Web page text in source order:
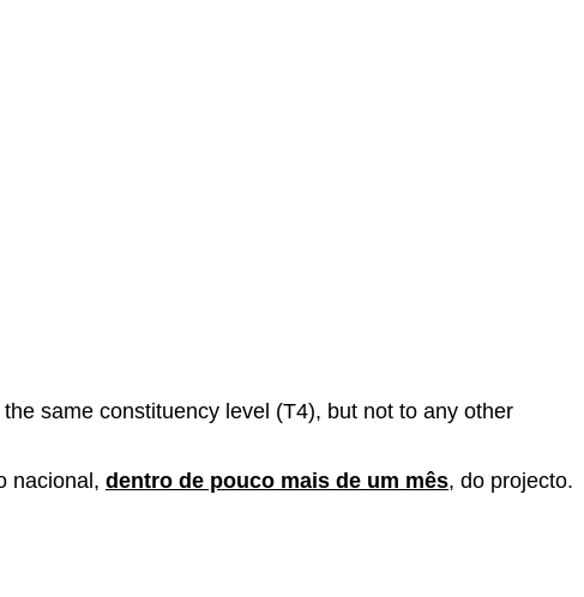
same constituency level (T4), but not to any other
nacional, dentro de pouco mais de um mês, do projecto.